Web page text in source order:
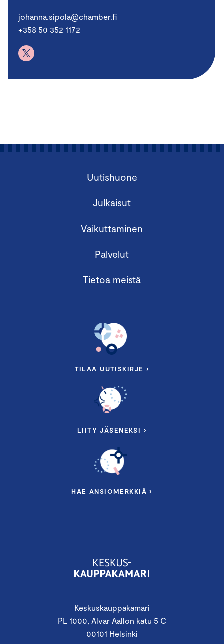
johanna.sipola@chamber.fi
+358 50 352 1172
Keskuskauppakamari
PL 1000, Alvar Aallon katu 5 C
00101 Helsinki
Uutishuone
Julkaisut
Vaikuttaminen
Palvelut
Tietoa meistä
TILAA UUTISKIRJE ›
LIITY JÄSENEKSI ›
HAE ANSIOMERKKIÄ ›